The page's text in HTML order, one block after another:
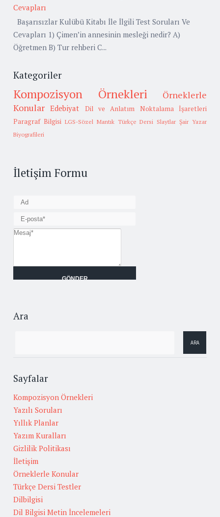
Cevapları
Başarısızlar Kulübü Kitabı İle İlgili Test Soruları Ve
Cevapları 1) Çimen’in annesinin mesleği nedir? A)
Öğretmen B) Tur rehberi C...
Kategoriler
Kompozisyon Örnekleri
Örneklerle
Konular Edebiyat Dil ve Anlatım
Noktalama İşaretleri
Paragraf Bilgisi LGS-Sözel Mantık Türkçe Dersi Slaytlar Şair Yazar
Biyografileri
İletişim Formu
Ara
Sayfalar
Kompozisyon Örnekleri
Yazılı Soruları
Yıllık Planlar
Yazım Kuralları
Gizlilik Politikası
İletişim
Örneklerle Konular
Türkçe Dersi Testler
Dilbilgisi
Dil Bilgisi Metin İncelemeleri